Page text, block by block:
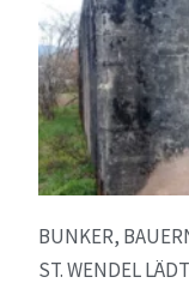
BUNKER,
ST. WENDEL